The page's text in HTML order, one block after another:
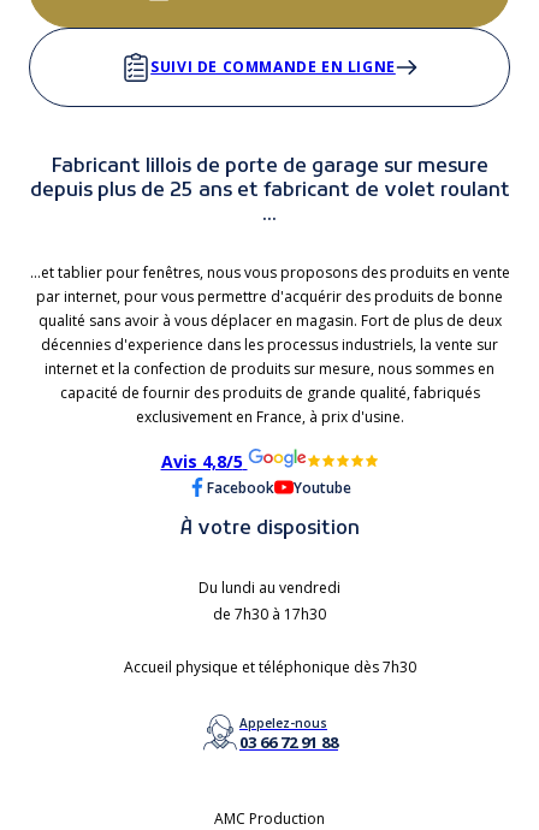
SUIVI DE COMMANDE EN LIGNE
Fabricant lillois de porte de garage sur mesure
depuis plus de 25 ans et fabricant de volet roulant
...
...et tablier pour fenêtres, nous vous proposons des produits en vente
par internet, pour vous permettre d'acquérir des produits de bonne
qualité sans avoir à vous déplacer en magasin. Fort de plus de deux
décennies d'experience dans les processus industriels, la vente sur
internet et la confection de produits sur mesure, nous sommes en
capacité de fournir des produits de grande qualité, fabriqués
exclusivement en France, à prix d'usine.
Avis 4,8/5
Facebook Youtube
À votre disposition
Du lundi au vendredi
de 7h30 à 17h30
Accueil physique et téléphonique dès 7h30
Appelez-nous
03 66 72 91 88
AMC Production